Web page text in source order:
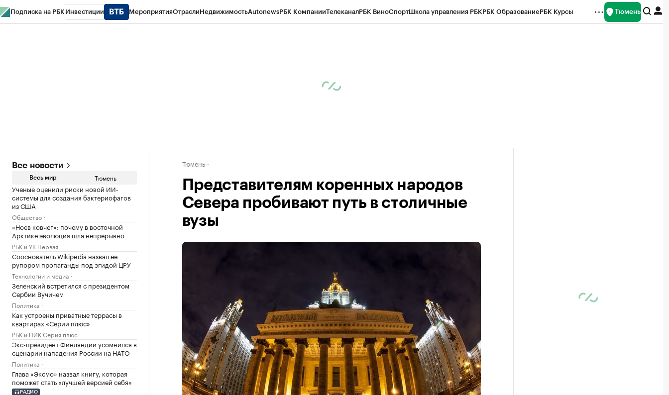
Подписка на РБК Инвестиции МероприятияОтраслиНедвижимостьAutonewsРБК КомпанииТелеканалРБК ВиноСпортШкола управления РБКРБК ОбразованиеРБК Курсы Тюмень
Все новости
Весь мир Тюмень
Ученые оценили риски новой ИИ-
системы для создания бактериофагов
из США
Общество
«Ноев ковчег»: почему в восточной
Арктике эволюция шла непрерывно
РБК и УК Первая
Сооснователь Wikipedia назвал ее
рупором пропаганды под эгидой ЦРУ
Технологии и медиа
Зеленский встретился с президентом
Сербии Вучичем
Политика
Как устроены приватные террасы в
квартирах «Серии плюс»
РБК и ПИК Серия плюс
Экс-президент Финляндии усомнился в
сценарии нападения России на НАТО
Политика
Глава «Эксмо» назвал книгу, которая
поможет стать «лучшей версией себя»
РАДИО
Тюмень
Представителям коренных народов
Севера пробивают путь в столичные
вузы